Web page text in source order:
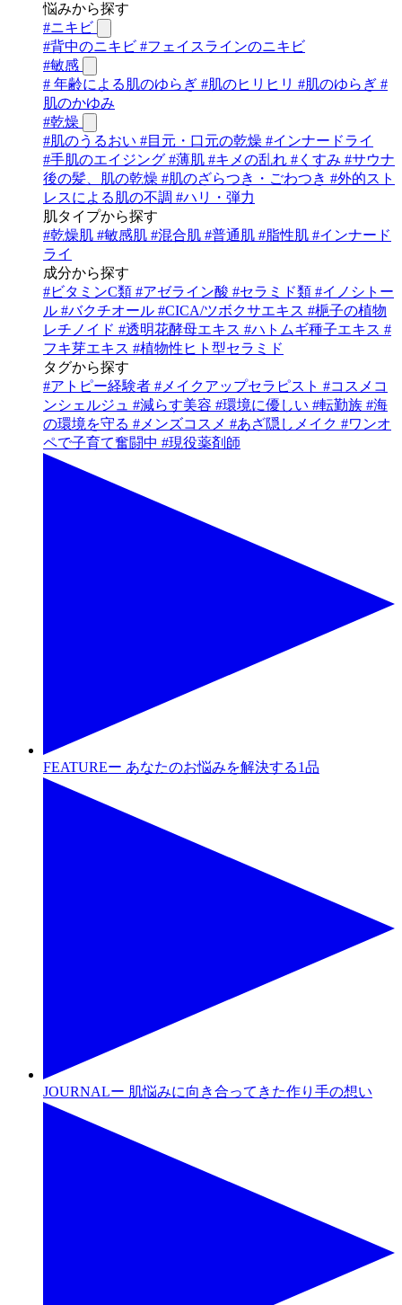
悩みから探す
#ニキビ
#背中のニキビ #フェイスラインのニキビ
#敏感
# 年齢による肌のゆらぎ #肌のヒリヒリ #肌のゆらぎ #
肌のかゆみ
#乾燥
#肌のうるおい #目元・口元の乾燥 #インナードライ
#手肌のエイジング #薄肌 #キメの乱れ # くすみ #サウナ
後の髪、肌の乾燥 #肌のざらつき・ごわつき #外的スト
レスによる肌の不調 #ハリ・弾力
肌タイプから探す
#乾燥肌 #敏感肌 #混合肌 #普通肌 #脂性肌 #インナード
ライ
成分から探す
#ビタミンC類 #アゼライン酸 #セラミド類 #イノシトー
ル #バクチオール #CICA/ツボクサエキス #梔子の植物
レチノイド #透明花酵母エキス #ハトムギ種子エキス #
フキ芽エキス #植物性ヒト型セラミド
タグから探す
#アトピー経験者 # メイクアップセラピスト #コスメコ
ンシェルジュ #減らす美容 #環境に優しい #転勤族 #海
の環境を守る # メンズコスメ #あざ隠しメイク #ワンオ
ペで子育て奮闘中 #現役薬剤師
FEATUREー あなたのお悩みを解決する1品
JOURNALー 肌悩みに向き合ってきた作り手の想い